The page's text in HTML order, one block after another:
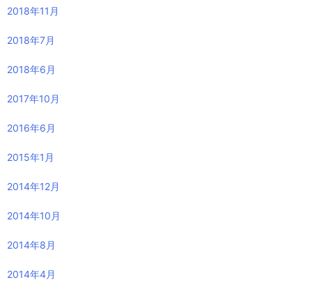
2020年9月
2020年4月
2020年2月
2020年1月
2019年9月
2019年6月
2019年4月
2019年3月
2019年2月
2019年1月